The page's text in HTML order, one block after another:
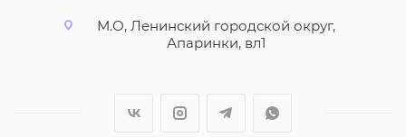
М.О, Ленинский городской округ,
Апаринки, вл1